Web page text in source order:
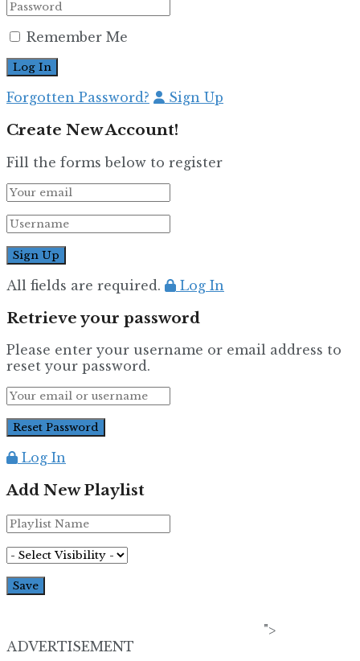
Remember Me
Forgotten Password? Sign Up
Create New Account!
Fill the forms below to register
All fields are required. Log In
Retrieve your password
Please enter your username or email address to
reset your password.
Log In
Add New Playlist
">
ADVERTISEMENT